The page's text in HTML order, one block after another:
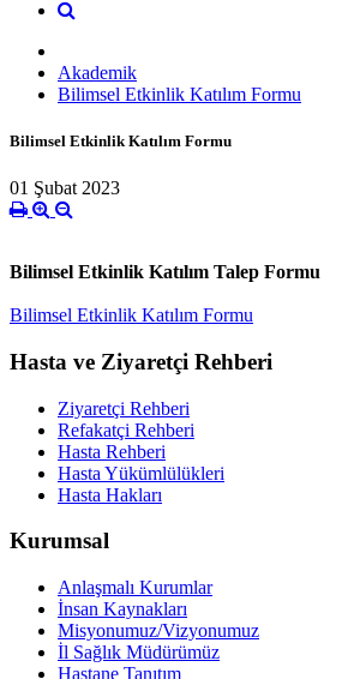
Akademik
Bilimsel Etkinlik Katılım Formu
Bilimsel Etkinlik Katılım Formu
01 Şubat 2023
Bilimsel Etkinlik Katılım Talep Formu
Bilimsel Etkinlik Katılım Formu
Hasta ve Ziyaretçi Rehberi
Ziyaretçi Rehberi
Refakatçi Rehberi
Hasta Rehberi
Hasta Yükümlülükleri
Hasta Hakları
Kurumsal
Anlaşmalı Kurumlar
İnsan Kaynakları
Misyonumuz/Vizyonumuz
İl Sağlık Müdürümüz
Hastane Tanıtım